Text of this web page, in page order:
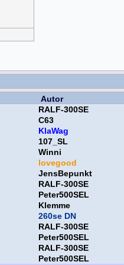
Autor
RALF-300SE
C63
KlaWag
107_SL
Winni
lovegood
JensBepunkt
RALF-300SE
Peter500SEL
Klemme
260se DN
RALF-300SE
Peter500SEL
RALF-300SE
Peter500SEL